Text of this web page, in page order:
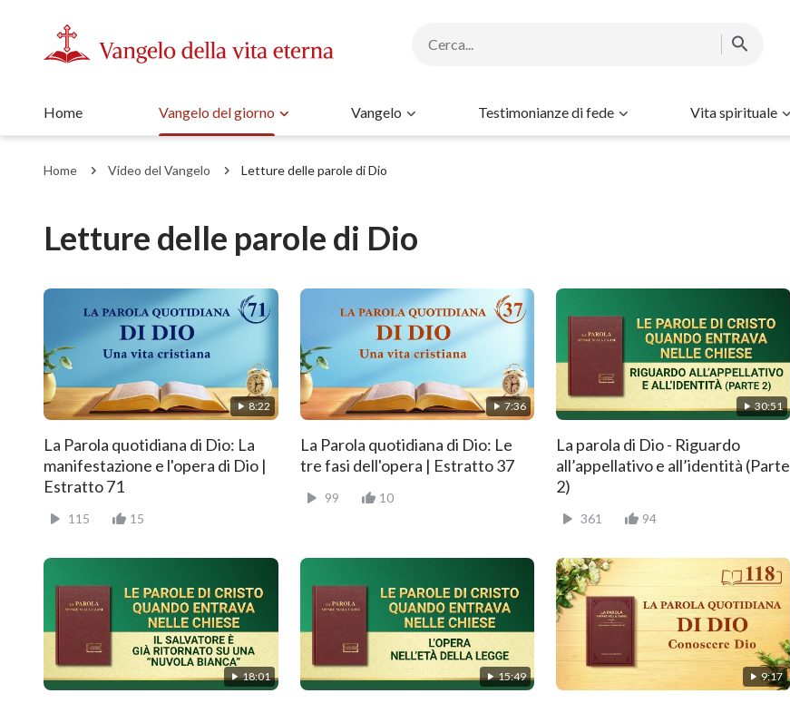
Home Vangelo del giorno Vangelo Testimonianze di fede Vita spirituale
Home Video del Vangelo Letture delle parole di Dio
Letture delle parole di Dio
8:22
La Parola quotidiana di Dio: La
manifestazione e l'opera di Dio |
Estratto 71
115 15
7:36
La Parola quotidiana di Dio: Le
tre fasi dell'opera | Estratto 37
99 10
30:51
La parola di Dio - Riguardo
all’appellativo e all’identità (Parte
2)
361 94
18:01 15:49 9:17